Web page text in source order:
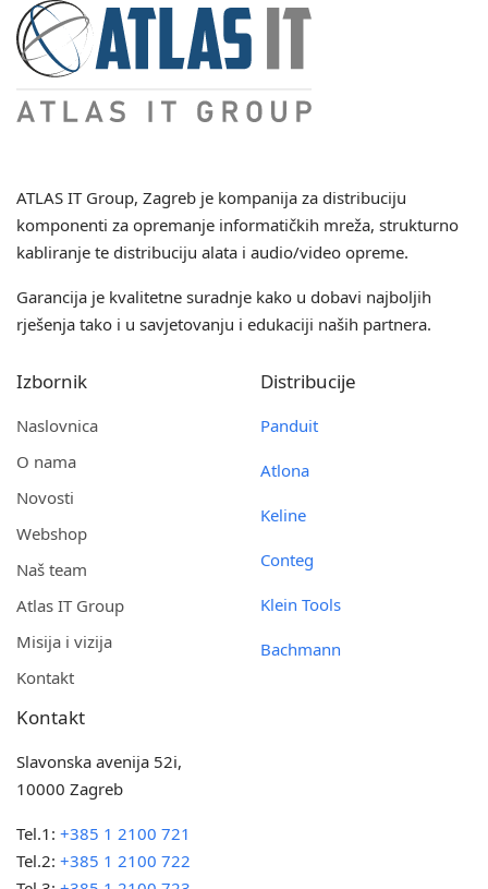
ATLAS IT Group, Zagreb je kompanija za distribuciju
komponenti za opremanje informatičkih mreža, strukturno
kabliranje te distribuciju alata i audio/video opreme.
Garancija je kvalitetne suradnje kako u dobavi najboljih
rješenja tako i u savjetovanju i edukaciji naših partnera.
Izbornik
Naslovnica
O nama
Novosti
Webshop
Naš team
Atlas IT Group
Misija i vizija
Kontakt
Distribucije
Panduit
Atlona
Keline
Conteg
Klein Tools
Bachmann
Kontakt
Slavonska avenija 52i,
10000 Zagreb
Tel.1:+385 1 2100 721
Tel.2:+385 1 2100 722